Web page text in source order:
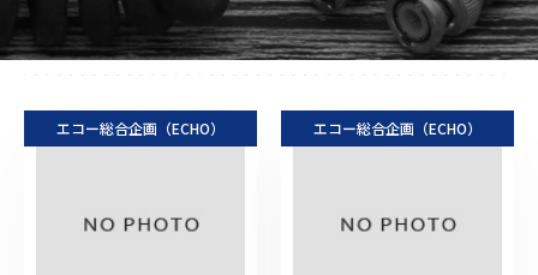
エコー総合企画（ECHO） エコー総合企画（ECHO）